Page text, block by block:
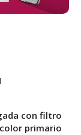
con filtro
primario